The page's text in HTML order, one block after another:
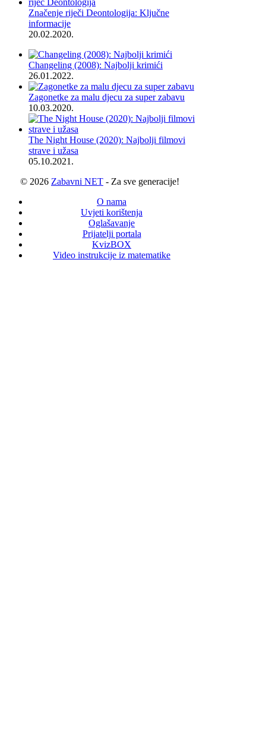
Značenje riječi Deontologija: Ključne
informacije
20.02.2020.
Changeling (2008): Najbolji krimići
26.01.2022.
Zagonetke za malu djecu za super zabavu
10.03.2020.
The Night House (2020): Najbolji filmovi
strave i užasa
05.10.2021.
© 2026 Zabavni NET - Za sve generacije!
O nama
Uvjeti korištenja
Oglašavanje
Prijatelji portala
KvizBOX
Video instrukcije iz matematike